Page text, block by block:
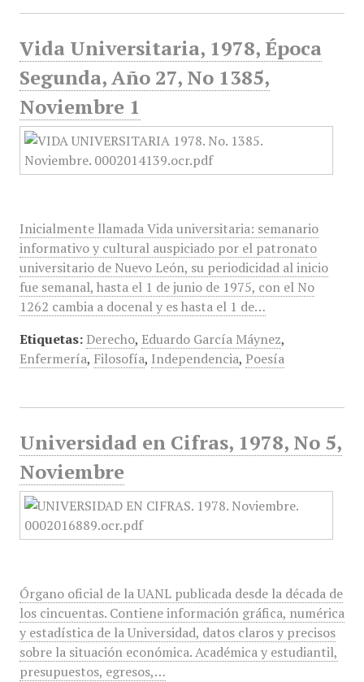
Vida Universitaria, 1978, Época
Segunda, Año 27, No 1385,
Noviembre 1
Inicialmente llamada Vida universitaria: semanario
informativo y cultural auspiciado por el patronato
universitario de Nuevo León, su periodicidad al inicio
fue semanal, hasta el 1 de junio de 1975, con el No
1262 cambia a docenal y es hasta el 1 de…
Etiquetas: Derecho, Eduardo García Máynez,
Enfermería, Filosofía, Independencia, Poesía
Universidad en Cifras, 1978, No 5,
Noviembre
Órgano oficial de la UANL publicada desde la década de
los cincuentas. Contiene información gráfica, numérica
y estadística de la Universidad, datos claros y precisos
sobre la situación económica. Académica y estudiantil,
presupuestos, egresos,…